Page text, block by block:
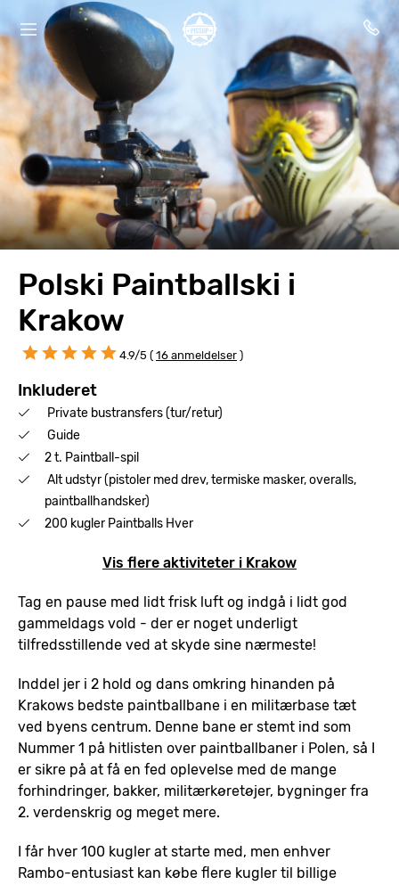
Polski Paintballski i
Krakow
4.9/5 ( 16 anmeldelser )
Inkluderet
Private bustransfers (tur/retur)
Guide
2 t. Paintball-spil
Alt udstyr (pistoler med drev, termiske masker, overalls,
paintballhandsker)
200 kugler Paintballs Hver
Vis flere aktiviteter i Krakow
Tag en pause med lidt frisk luft og indgå i lidt god
gammeldags vold - der er noget underligt
tilfredsstillende ved at skyde sine nærmeste!
Inddel jer i 2 hold og dans omkring hinanden på
Krakows bedste paintballbane i en militærbase tæt
ved byens centrum. Denne bane er stemt ind som
Nummer 1 på hitlisten over paintballbaner i Polen, så I
er sikre på at få en fed oplevelse med de mange
forhindringer, bakker, militærkøretøjer, bygninger fra
2. verdenskrig og meget mere.
I får hver 100 kugler at starte med, men enhver
Rambo-entusiast kan købe flere kugler til billige